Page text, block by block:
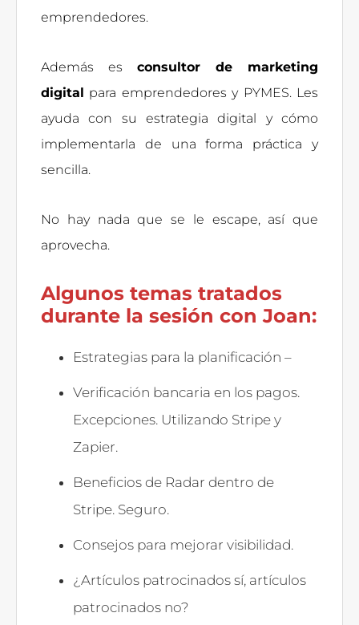
emprendedores.
Además es consultor de marketing
digital para emprendedores y PYMES. Les
ayuda con su estrategia digital y cómo
implementarla de una forma práctica y
sencilla.
No hay nada que se le escape, así que
aprovecha.
Algunos temas tratados
durante la sesión con Joan:
Estrategias para la planificación –
Verificación bancaria en los pagos.
Excepciones. Utilizando Stripe y
Zapier.
Beneficios de Radar dentro de
Stripe. Seguro.
Consejos para mejorar visibilidad.
¿Artículos patrocinados sí, artículos
patrocinados no?